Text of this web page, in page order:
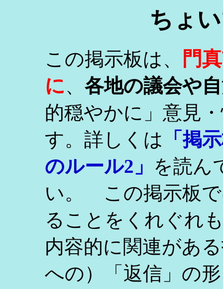
ちょ
この掲示板は、
門
に、 各地の議会や
的穏やかに」意見
す。詳しくは
「掲
のルール2」 を読ん
い。 この掲示板で
ることをくれぐれ
内容的に関連があ
への）「返信」の